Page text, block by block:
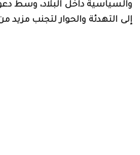
والسياسية داخل البلاد، وسط
إلى التهدئة والحوار لتجنب مزيد